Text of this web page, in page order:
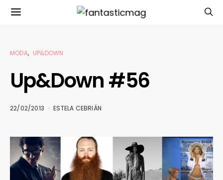
MODA UP&DOWN
Up&Down #56
22/02/2013 ESTELA CEBRIÁN